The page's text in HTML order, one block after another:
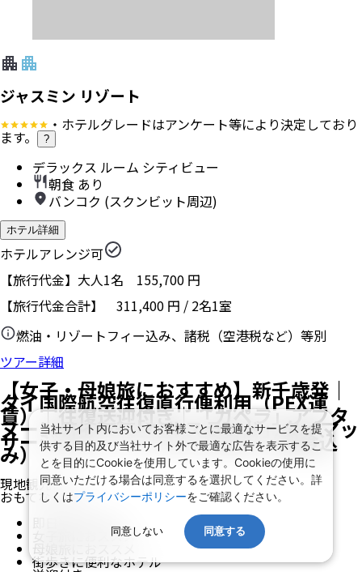
ジャスミン リゾート
・ホテルグレードはアンケート等により決定しており
ます。 ?
デラックス ルーム シティビュー
朝食 あり
バンコク (スクンビット周辺)
ホテル詳細
ホテルアレンジ可
【旅行代金】大人1名 155,700 円
【旅行代金合計】 311,400 円 / 2名1室
燃油・リゾートフィー込み、諸税（空港税など）等別
ツアー詳細
【女子・母娘旅におすすめ】新千歳発｜
タイ国際航空往復直行便利用（PEX運
賃）｜往復送迎付き｜「カペラ」アフタ
ヌーンティー+「ヘルスランド」タイマッ
サージ付き｜バンコク 2泊4日（朝食込
み）
現地観光付き
おもてなし付き
即日取消料発生
女子旅におススメ
母娘旅におススメ
街歩きに便利なホテル
当社サイト内においてお客様ごとに最適なサービスを提
供する目的及び当社サイト外で最適な広告を表示するこ
とを目的にCookieを使用しています。Cookieの使用に
同意いただける場合は同意するを選択してください。詳
しくはプライバシーポリシーをご確認ください。
同意しない 同意する